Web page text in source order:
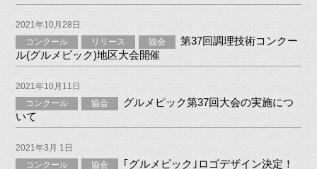
2021年10月28日
コンクール
リリース 協会
第37回調理技術コンクー
ル(グルメピック)地区大会開催
2021年10月11日
コンクール
協会
グルメピック第37回大会の実施につ
いて
2021年3月 1日
コンクール
協会 ｢グルメピック｣ロゴデザイン決定！